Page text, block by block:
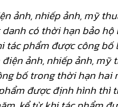
ảnh, nhiếp ảnh, mỹ
có thời hạn bảo
tác phẩm được công bố
ảnh, nhiếp ảnh, mỹ
bố trong thời hạn hai
được định hình thì